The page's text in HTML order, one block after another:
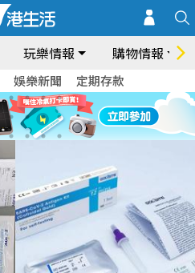
玩樂情報 購物情報
娛樂新聞 定期存款